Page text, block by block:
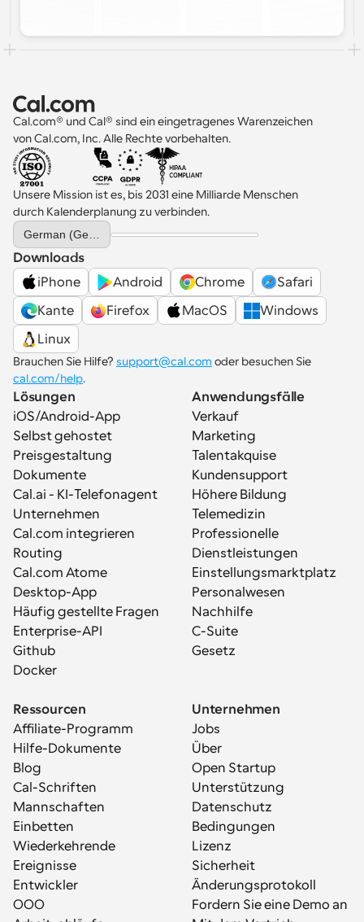
Cal.com® und Cal® sind ein eingetragenes Warenzeichen
von Cal.com, Inc. Alle Rechte vorbehalten.
Unsere Mission ist es, bis 2031 eine Milliarde Menschen
durch Kalenderplanung zu verbinden.
Select Language
Downloads
iPhone
Android Chrome
Safari
Kante
Firefox MacOS
Windows
Linux
Brauchen Sie Hilfe? support@cal.com
cal.com/help.
Lösungen
iOS/Android-App
Selbst gehostet
Preisgestaltung
Dokumente
Cal.ai - KI-Telefonagent
Unternehmen
Cal.com integrieren
Routing
Cal.com Atome
Desktop-App
Häufig gestellte Fragen
Enterprise-API
Github
Docker
Anwendungsfälle
Verkauf
Marketing
Talentakquise
Kundensupport
Höhere Bildung
Telemedizin
Professionelle
Dienstleistungen
Einstellungsmarktplatz
Personalwesen
Nachhilfe
C-Suite
Gesetz
Ressourcen
Affiliate-Programm
Hilfe-Dokumente
Blog
Cal-Schriften
Mannschaften
Einbetten
Wiederkehrende
Ereignisse
Entwickler
OOO
Unternehmen
Jobs
Über
Open Startup
Unterstützung
Datenschutz
Bedingungen
Lizenz
Sicherheit
Änderungsprotokoll
Fordern Sie eine Demo an